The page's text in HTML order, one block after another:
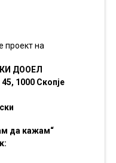
проект на
ДООЕЛ
1000 Скопје
да кажам“